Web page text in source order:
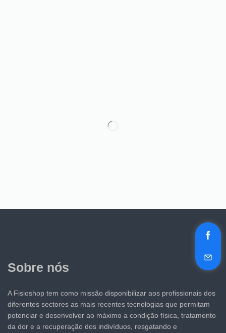
Sobre nós
A Fisioshop tem como missão disponibilizar aos profissionais dos
diferentes sectores as mais recentes tecnologias que permitam
potenciar e desenvolver ao máximo a condição física, tratamento
da dor e a recuperação dos indivíduos, resgatando e